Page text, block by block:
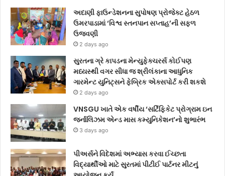
અદાણી ફાઉન્ડેશનના સુપોષણ પ્રોજેક્ટ હેઠળ
ઉમરપાડામાં ‘વિશ્વ સ્તનપાન સપ્તાહ’ની સફળ
ઉજવણી
2 days ago
સુરતના ગ્રે કાપડના મેન્યુફેક્ચરર્સ કોઈપણ
મધ્યસ્થી વગર સીધા જ શ્રીલંકાના આધુનિક
ગારમેન્ટ યુનિટ્સને ફેબ્રિક એક્સપોર્ટ કરી શકશે
2 days ago
VNSGU ખાતે એક વર્ષીય ‘સર્ટિફિકેટ પ્રોગ્રામ ઇન
જર્નાલિઝમ એન્ડ માસ કમ્યુનિકેશન’નો શુભારંભ
3 days ago
પીઅર્સને વિદેશમાં અભ્યાસ કરવા ઈચ્છતા
વિદ્યાર્થીઓ માટે સુરતમાં પીટીઈ પાર્ટનર મીટનું